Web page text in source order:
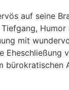
auf seine
mit